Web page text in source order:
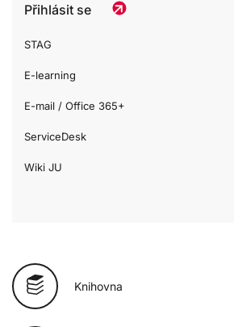
Přihlásit se
STAG
E-learning
E-mail / Office 365+
ServiceDesk
Wiki JU
Knihovna